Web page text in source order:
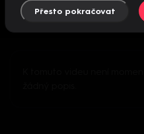
Přesto pokračovat